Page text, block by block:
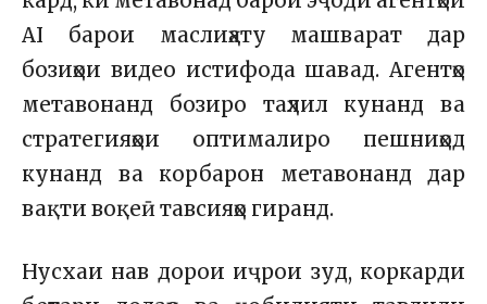
AI барои маслиҳату машварат дар
бозиҳои видео истифода шавад. Агентҳо
метавонанд бозиро таҳлил кунанд ва
стратегияҳои оптималиро пешниҳод
кунанд ва корбарон метавонанд дар
вақти воқеӣ тавсияҳо гиранд.
Нусхаи нав дорои иҷрои зуд, коркарди